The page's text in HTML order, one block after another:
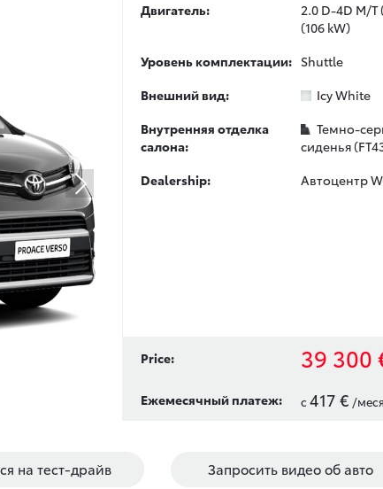
Двигатель:
2.0 D-4D M/
(106 kW)
Уровень комплектации: Shuttle
Внешний вид:
Icy White
Внутренняя отделка
салона:
Темно-
сиденья
Dealership:
Автоцентр
Price: 39 300
Ежемесячный платеж: с417 € /
на тест-драйв Запросить видео об авто